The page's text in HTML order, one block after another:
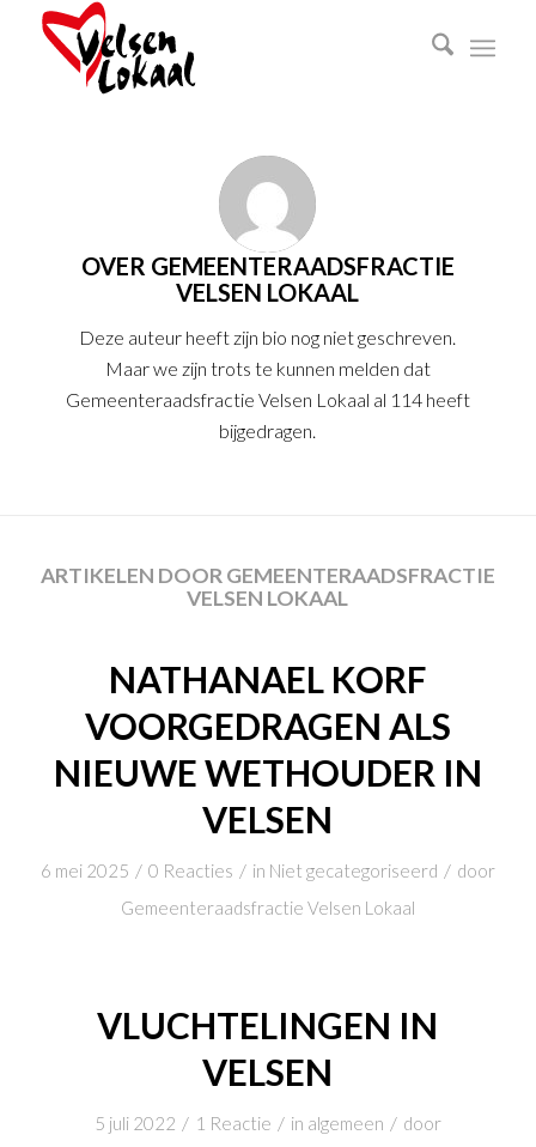
OVER GEMEENTERAADSFRACTIE
VELSEN LOKAAL
Deze auteur heeft zijn bio nog niet geschreven.
Maar we zijn trots te kunnen melden dat
Gemeenteraadsfractie Velsen Lokaal al 114 heeft
bijgedragen.
ARTIKELEN DOOR GEMEENTERAADSFRACTIE
VELSEN LOKAAL
NATHANAEL KORF
VOORGEDRAGEN ALS
NIEUWE WETHOUDER IN
VELSEN
6 mei 2025 / 0 Reacties / in Niet gecategoriseerd / door
Gemeenteraadsfractie Velsen Lokaal
VLUCHTELINGEN IN
VELSEN
5 juli 2022 / 1 Reactie / in algemeen / door